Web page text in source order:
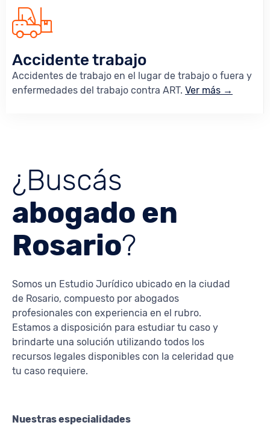
Accidente trabajo
Accidentes de trabajo en el lugar de trabajo o fuera y
enfermedades del trabajo contra ART. Ver más →
¿Buscás
abogado en
Rosario?
Somos un Estudio Jurídico ubicado en la ciudad
de Rosario, compuesto por abogados
profesionales con experiencia en el rubro.
Estamos a disposición para estudiar tu caso y
brindarte una solución utilizando todos los
recursos legales disponibles con la celeridad que
tu caso requiere.
Nuestras especialidades